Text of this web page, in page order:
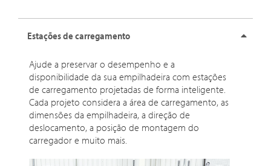
Estações de carregamento
Ajude a preservar o desempenho e a
disponibilidade da sua empilhadeira com estações
de carregamento projetadas de forma inteligente.
Cada projeto considera a área de carregamento, as
dimensões da empilhadeira, a direção de
deslocamento, a posição de montagem do
carregador e muito mais.